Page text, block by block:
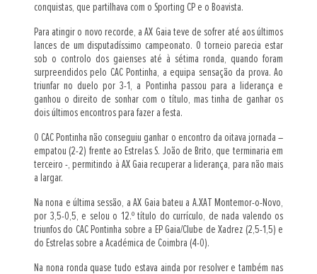
conquistas, que partilhava com o Sporting CP e o Boavista.
Para atingir o novo recorde, a AX Gaia teve de sofrer até aos últimos
lances de um disputadíssimo campeonato. O torneio parecia estar
sob o controlo dos gaienses até à sétima ronda, quando foram
surpreendidos pelo CAC Pontinha, a equipa sensação da prova. Ao
triunfar no duelo por 3-1, a Pontinha passou para a liderança e
ganhou o direito de sonhar com o título, mas tinha de ganhar os
dois últimos encontros para fazer a festa.
O CAC Pontinha não conseguiu ganhar o encontro da oitava jornada –
empatou (2-2) frente ao Estrelas S. João de Brito, que terminaria em
terceiro -, permitindo à AX Gaia recuperar a liderança, para não mais
a largar.
Na nona e última sessão, a AX Gaia bateu a A.XAT Montemor-o-Novo,
por 3,5-0,5, e selou o 12.º título do currículo, de nada valendo os
triunfos do CAC Pontinha sobre a EP Gaia/Clube de Xadrez (2,5-1,5) e
do Estrelas sobre a Académica de Coimbra (4-0).
Na nona ronda quase tudo estava ainda por resolver e também nas